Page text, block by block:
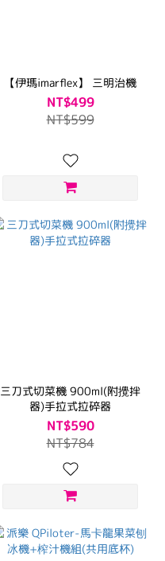
【伊瑪imarflex】 三明治機
NT$499
NT$599
三刀式切菜機 900ml(附攪拌
器)手拉式拉碎器
NT$590
NT$784